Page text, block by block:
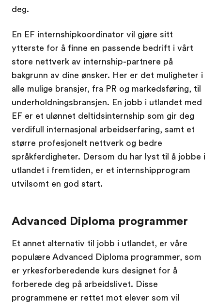
deg.
En EF internshipkoordinator vil gjøre sitt
ytterste for å finne en passende bedrift i vårt
store nettverk av internship-partnere på
bakgrunn av dine ønsker. Her er det muligheter i
alle mulige bransjer, fra PR og markedsføring, til
underholdningsbransjen. En jobb i utlandet med
EF er et ulønnet deltidsinternship som gir deg
verdifull internasjonal arbeidserfaring, samt et
større profesjonelt nettverk og bedre
språkferdigheter. Dersom du har lyst til å jobbe i
utlandet i fremtiden, er et internshipprogram
utvilsomt en god start.
Advanced Diploma programmer
Et annet alternativ til jobb i utlandet, er våre
populære Advanced Diploma programmer, som
er yrkesforberedende kurs designet for å
forberede deg på arbeidslivet. Disse
programmene er rettet mot elever som vil